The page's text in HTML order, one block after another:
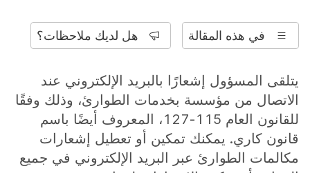
في هذه المقالة هل لديك ملاحظات؟
يتلقى المسؤول إشعارًا بالبريد الإلكتروني عند
الاتصال من مؤسسة بخدمات الطوارئ، وذلك وفقًا
للقانون العام 115-127، المعروف أيضًا باسم
قانون كاري. يمكنك تمكين أو تعطيل إشعارات
مكالمات الطوارئ عبر البريد الإلكتروني في جميع